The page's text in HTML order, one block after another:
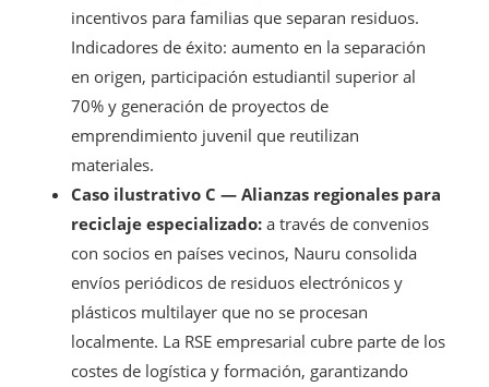
incentivos para familias que separan residuos.
Indicadores de éxito: aumento en la separación
en origen, participación estudiantil superior al
70% y generación de proyectos de
emprendimiento juvenil que reutilizan
materiales.
Caso ilustrativo C — Alianzas regionales para
reciclaje especializado: a través de convenios
con socios en países vecinos, Nauru consolida
envíos periódicos de residuos electrónicos y
plásticos multilayer que no se procesan
localmente. La RSE empresarial cubre parte de los
costes de logística y formación, garantizando